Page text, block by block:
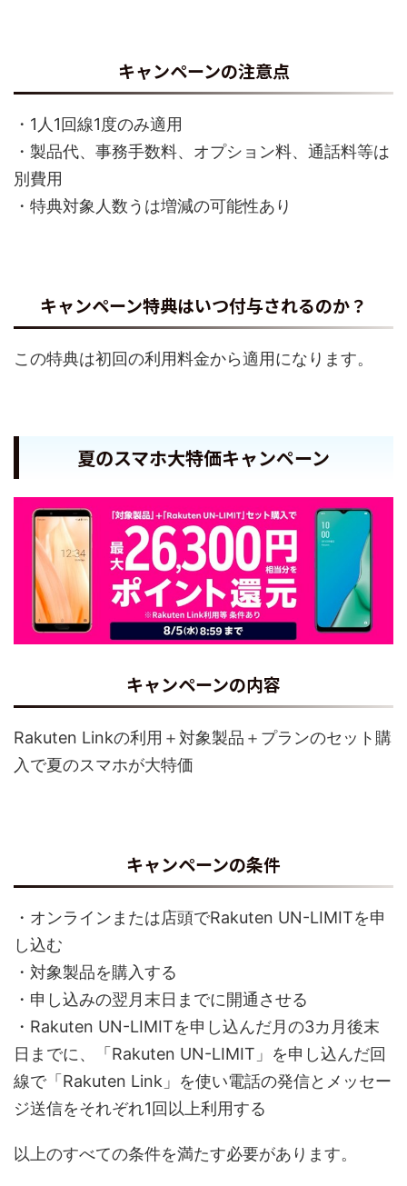
キャンペーンの注意点
・1人1回線1度のみ適用
・製品代、事務手数料、オプション料、通話料等は
別費用
・特典対象人数うは増減の可能性あり
キャンペーン特典はいつ付与されるのか？
この特典は初回の利用料金から適用になります。
夏のスマホ大特価キャンペーン
キャンペーンの内容
Rakuten Linkの利用＋対象製品＋プランのセット購
入で夏のスマホが大特価
キャンペーンの条件
・オンラインまたは店頭でRakuten UN-LIMITを申
し込む
・対象製品を購入する
・申し込みの翌月末日までに開通させる
・Rakuten UN-LIMITを申し込んだ月の3カ月後末
日までに、「Rakuten UN-LIMIT」を申し込んだ回
線で「Rakuten Link」を使い電話の発信とメッセー
ジ送信をそれぞれ1回以上利用する
以上のすべての条件を満たす必要があります。